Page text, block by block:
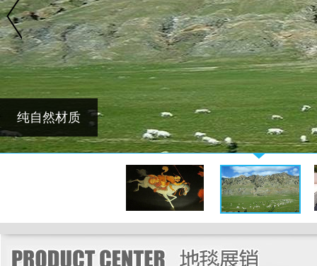
纯自然材质